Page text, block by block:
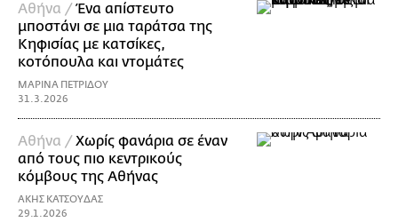
Αθήνα /Ένα απίστευτο
μποστάνι σε μια ταράτσα της
Κηφισίας με κατσίκες,
κοτόπουλα και ντομάτες
ΜΑΡΙΝΑ ΠΕΤΡΙΔΟΥ
31.3.2026
Αθήνα / Xωρίς φανάρια σε έναν
από τους πιο κεντρικούς
κόμβους της Αθήνας
ΑΚΗΣ ΚΑΤΣΟΥΔΑΣ
29.1.2026